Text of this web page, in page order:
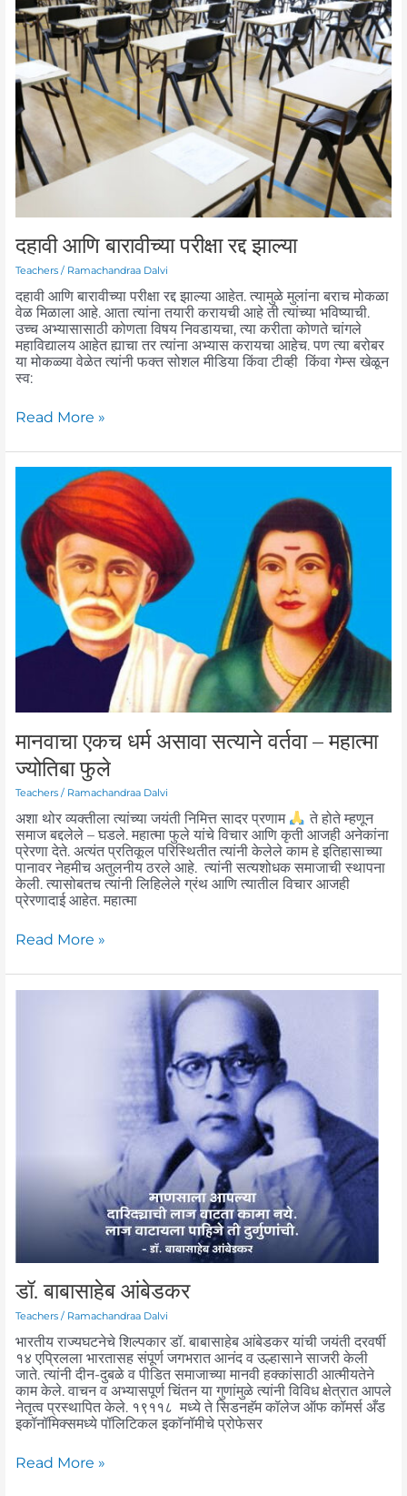
दहावी आणि बारावीच्या परीक्षा रद्द झाल्या
Teachers/ Ramachandraa Dalvi
दहावी आणि बारावीच्या परीक्षा रद्द झाल्या आहेत. त्यामुळे मुलांना बराच मोकळा
वेळ मिळाला आहे. आता त्यांना तयारी करायची आहे ती त्यांच्या भविष्याची.
उच्च अभ्यासासाठी कोणता विषय निवडायचा, त्या करीता कोणते चांगले
महाविद्यालय आहेत ह्याचा तर त्यांना अभ्यास करायचा आहेच. पण त्या बरोबर
या मोकळ्या वेळेत त्यांनी फक्त सोशल मीडिया किंवा टीव्ही किंवा गेम्स खेळून
स्व:
बारावीच्या
परीक्षा
रद्द
झाल्या
Read More »
मानवाचा एकच धर्म असावा सत्याने वर्तवा – महात्मा
ज्योतिबा फुले
Teachers/ Ramachandraa Dalvi
अशा थोर व्यक्तीला त्यांच्या जयंती निमित्त सादर प्रणाम
ते होते म्हणून
समाज बद्दलेले – घडले. महात्मा फुले यांचे विचार आणि कृती आजही अनेकांना
प्रेरणा देते. अत्यंत प्रतिकूल परिस्थितीत त्यांनी केलेले काम हे इतिहासाच्या
पानावर नेहमीच अतुलनीय ठरले आहे. त्यांनी सत्यशोधक समाजाची स्थापना
केली. त्यासोबतच त्यांनी लिहिलेले ग्रंथ आणि त्यातील विचार आजही
प्रेरणादाई आहेत. महात्मा
असावा
सत्याने
वर्तवा
महात्मा
ज्योतिबा
Read More »
डॉ. बाबासाहेब आंबेडकर
Teachers/ Ramachandraa Dalvi
भारतीय राज्यघटनेचे शिल्पकार डॉ. बाबासाहेब आंबेडकर यांची जयंती दरवर्षी
१४ एप्रिलला भारतासह संपूर्ण जगभरात आनंद व उल्हासाने साजरी केली
जाते. त्यांनी दीन-दुबळे व पीडित समाजाच्या मानवी हक्कांसाठी आत्मीयतेने
काम केले. वाचन व अभ्यासपूर्ण चिंतन या गुणांमुळे त्यांनी विविध क्षेत्रात आपले
नेतृत्व प्रस्थापित केले. १९११८ मध्ये ते सिडनहॅम कॉलेज ऑफ कॉमर्स अँड
इकॉनॉमिक्समध्ये पॉलिटिकल इकॉनॉमीचे प्रोफेसर
Read More »